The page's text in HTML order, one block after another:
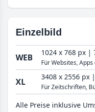
Einzelbild
WEB 1024 x 768 px |
Für Websites, Apps
XL 3408 x 2556 px
Für Zeitschriften,
Alle Preise inklusive